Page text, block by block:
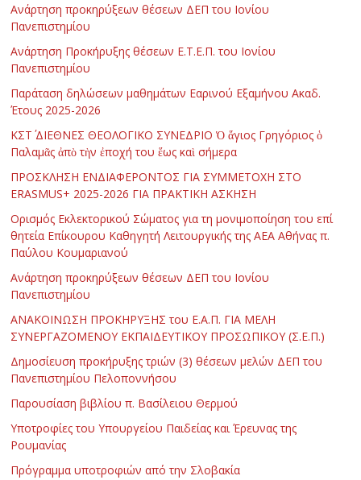
Ανάρτηση προκηρύξεων θέσεων ΔΕΠ του Ιονίου
Πανεπιστημίου
Ανάρτηση Προκήρυξης θέσεων Ε.Τ.Ε.Π. του Ιονίου
Πανεπιστημίου
Παράταση δηλώσεων μαθημάτων Εαρινού Εξαμήνου Ακαδ.
Έτους 2025-2026
ΚΣΤ΄ ΔΙΕΘΝΕΣ ΘΕΟΛΟΓΙΚΟ ΣΥΝΕΔΡΙΟ Ὁ ἅγιος Γρηγόριος ὁ
Παλαμᾶς ἀπὸ τὴν ἐποχή του ἕως καὶ σήμερα
ΠΡΟΣΚΛΗΣΗ ΕΝΔΙΑΦΕΡΟΝΤΟΣ ΓΙΑ ΣΥΜΜΕΤΟΧΗ ΣΤΟ
ERASMUS+ 2025-2026 ΓΙΑ ΠΡΑΚΤΙΚΗ ΑΣΚΗΣΗ
Ορισμός Εκλεκτορικού Σώματος για τη μονιμοποίηση του επί
θητεία Επίκουρου Καθηγητή Λειτουργικής της ΑΕΑ Αθήνας π.
Παύλου Κουμαριανού
Ανάρτηση προκηρύξεων θέσεων ΔΕΠ του Ιονίου
Πανεπιστημίου
ΑΝΑΚΟΙΝΩΣΗ ΠΡΟΚΗΡΥΞΗΣ του Ε.Α.Π. ΓΙΑ ΜΕΛΗ
ΣΥΝΕΡΓΑΖΟΜΕΝΟΥ ΕΚΠΑΙΔΕΥΤΙΚΟΥ ΠΡΟΣΩΠΙΚΟΥ (Σ.Ε.Π.)
Δημοσίευση προκήρυξης τριών (3) θέσεων μελών ΔΕΠ του
Πανεπιστημίου Πελοποννήσου
Παρουσίαση βιβλίου π. Βασίλειου Θερμού
Υποτροφίες του Υπουργείου Παιδείας και Έρευνας της
Ρουμανίας
Πρόγραμμα υποτροφιών από την Σλοβακία